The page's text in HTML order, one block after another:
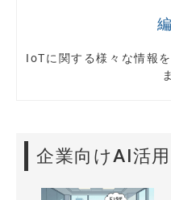
IoTに関する様々な情報
企業向けAI活